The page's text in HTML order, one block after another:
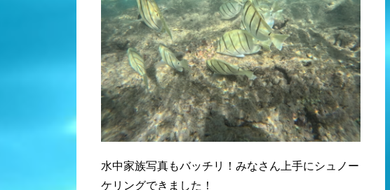
水中家族写真もバッチリ！みなさん上手にシュノー
ケリングできました！